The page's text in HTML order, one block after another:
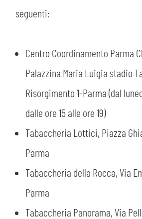
seguenti:
Centro Coordinamento Parma
Palazzina Maria Luigia stadio
Risorgimento 1-Parma (dal
dalle ore 15 alle ore 19)
Tabaccheria Lottici, Piazza
Parma
Tabaccheria della Rocca, Via
Parma
Tabaccheria Panorama, Via